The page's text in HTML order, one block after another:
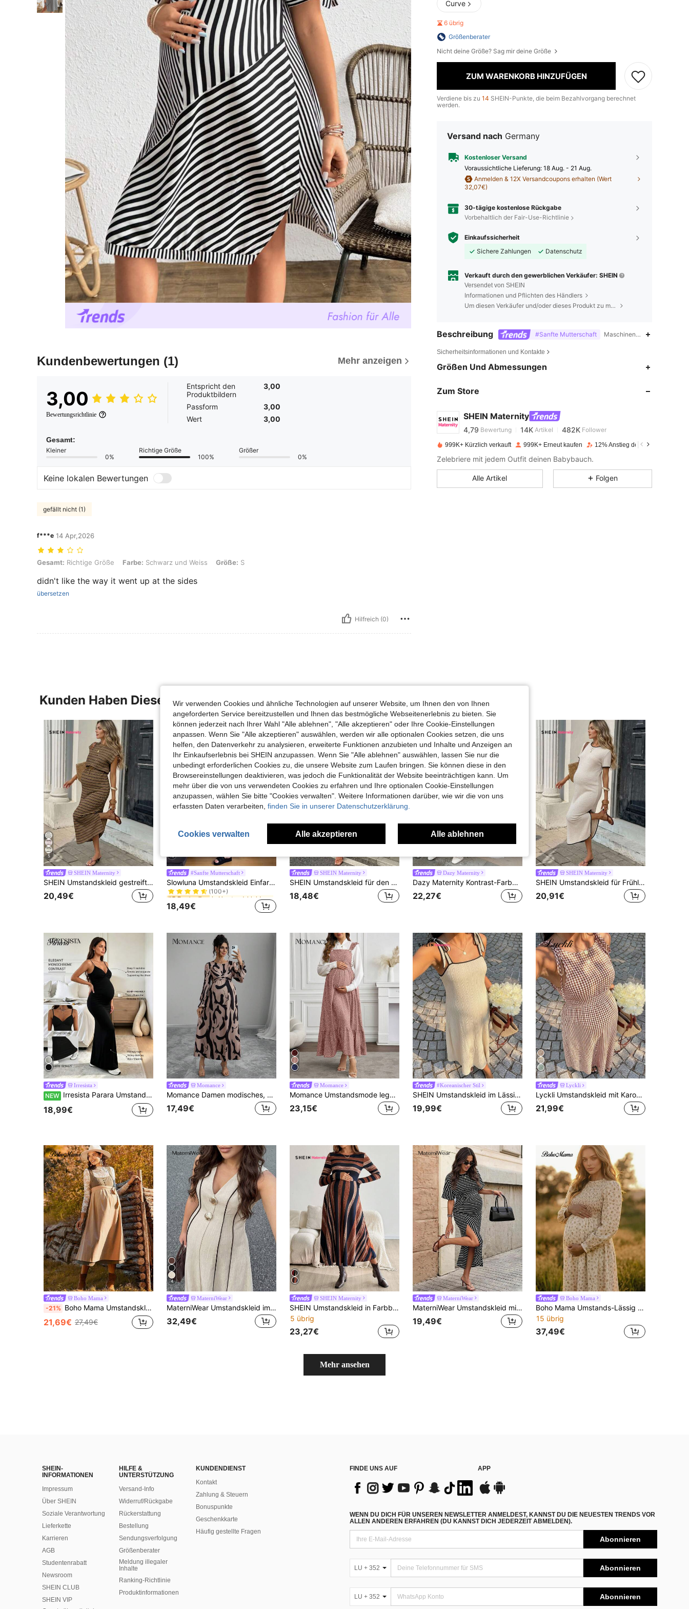
Kundenbewertungen (1) Mehr anzeigen
3,00
Bewertungsrichtlinie
Entspricht den
Produktbildern
3,00
Passform
3,00
Wert
3,00
Gesamt:
Kleiner
0%
Richtige Größe
100%
Größer
0%
Keine lokalen Bewertungen
gefällt nicht (1)
f***e 14 Apr,2026
Gesamt: Richtige Größe, Farbe: Schwarz und Weiss, Größe: S
Gesamt: Richtige Größe Farbe: Schwarz und Weiss Größe: S
didn't like the way it went up at the sides
übersetzen
Hilfreich (0)
Curve
6 übrig
Größenberater
Nicht deine Größe? Sag mir deine Größe
ZUM WARENKORB HINZUFÜGEN
Verdiene bis zu 14 SHEIN-Punkte, die beim Bezahlvorgang berechnet
werden.
Versand nach Germany
Kostenloser Versand
Voraussichtliche Lieferung: 18 Aug. - 21 Aug.
Anmelden & 12X Versandcoupons erhalten (Wert
32,07€)
30-tägige kostenlose Rückgabe
Vorbehaltlich der Fair-Use-Richtlinie
Einkaufssicherheit
Sichere Zahlungen
Datenschutz
Verkauft durch den gewerblichen Verkäufer: SHEIN
Versendet von SHEIN
Informationen und Pflichten des Händlers
Um diesen Verkäufer und/oder dieses Produkt zu melden
Beschreibung #Sanfte Mutterschaft Maschinenwaschbar, keine
Sicherheitsinformationen und Kontakte
Größen Und Abmessungen
Zum Store
SHEIN Maternity
4,79 14K
4,79
4,79 Bewertung 14K Artikel 482K Follower
bezahltVor 1 Tag
4,79 14K 482K
4,79 14K 482K
999K+ Kürzlich verkauft 999K+ Erneut kaufen 12% Anstieg der Follower
Zelebriere mit jedem Outfit deinen Babybauch.
Alle Artikel Folgen
Kunden Haben Diese Artikel Auch Angeschaut
5
SHEIN Maternity
SHEIN Umstandskleid gestreift lässig Urlaub Schnürung Seitenschlitz
20,49€
#Sanfte Mutterschaft
Slowluna Umstandskleid Einfarbig mit kurzen Ärmeln für den Sommer
#5 Bestseller in Umstandskleider
(100+)
#5 Bestseller in Umstandskleider
#5 Bestseller in Umstandskleider
#5 Bestseller
in Umstandskleider
18,49€
SHEIN Maternity
SHEIN Umstandskleid für den Sommer, lässig, gestreift, Patchwork
18,48€
Dazy Maternity
Dazy Maternity Kontrast-Farbblock Patchwork Rundhals Casual Loose Umstandskleid mit kurzen Ärmeln, Frühlings-/Sommer-Sonnenkleider für Frauen
22,27€
SHEIN Maternity
SHEIN Umstandskleid für Frühling/Sommer mit Kontrastbesatz und Schlitz, geeignet für Strand, Urlaub, Ferien, Geburtstagsparty, Babyparty, Garten, formelles Abendessen, Straße, Reisen, Brunch, Country-Musik-Konzert, Flughafen
20,91€
Irresista
NEW Irresista Parara Umstands-Spaghettiträger-Kleid mit hoher Elastizität, figurbetont, Schwarz, Sommer
18,99€
Momance
Momance Damen modisches, elegantes Kleid mit rundem Ausschnitt, verdrehter asymmetrischer geometrischer Drucktaille-Schleife, Langarm, für Schwangere, Frühling/Herbst
17,49€
Momance
Momance Umstandsmode legeres Langarm-Strickkleid mit Polka Punkt Muster für den Herbst
23,15€
#Koreanischer Stil
SHEIN Umstandskleid im Lässig-Stil ohne Ärmel
19,99€
Lyckli
Lyckli Umstandskleid mit Karomuster, Schulterknoten, lässig, ärmellos
21,99€
Boho Mama
-21% Boho Mama Umstandskleid mit Kontrastfarben, ärmellos, lässiges Boho-Sommerkleid für die Schwangerschaft, Dirndl
21,69€ 27,49€
4
MaterniWear
MaterniWear Umstandskleid im Lässig-Stil mit Farbblock Verzierung und ärmellos
32,49€
SHEIN Maternity
SHEIN Umstandskleid in Farbblockstreifen, Lässig, Herbst
5 übrig
23,27€
MaterniWear
MaterniWear Umstandskleid mit Streifen, Rundhalsausschnitt, Fledermausärmeln und kurzen Ärmeln, lässig
19,49€
Boho Mama
Boho Mama Umstands-Lässig Kleid mit kleinem Blumenmuster für den Urlaub
15 übrig
37,49€
Mehr ansehen
SHEIN-
INFORMATIONEN
Impressum
Über SHEIN
Soziale Verantwortung
Lieferkette
Karrieren
AGB
Studentenrabatt
Newsroom
SHEIN CLUB
SHEIN VIP
HILFE &
UNTERSTÜTZUNG
Versand-Info
Widerruf/Rückgabe
Rückerstattung
Bestellung
Sendungsverfolgung
Größenberater
Meldung illegaler
Inhalte
Ranking-Richtlinie
​Produktinformationen
KUNDENDIENST
Kontakt
Zahlung & Steuern
Bonuspunkte
Geschenkkarte
Häufig gestellte Fragen
FINDE UNS AUF APP
WENN DU DICH FÜR UNSEREN NEWSLETTER ANMELDEST, KANNST DU DIE NEUESTEN TRENDS VOR
ALLEN ANDEREN ERFAHREN (DU KANNST DICH JEDERZEIT ABMELDEN).
Abonnieren
LU + 352 Abonnieren
LU + 352 Abonnieren
Wir verwenden Cookies und ähnliche Technologien auf unserer Website, um Ihnen den von Ihnen
angeforderten Service bereitzustellen und Ihnen das bestmögliche Webseitenerlebnis zu bieten. Sie
können jederzeit nach Ihrer Wahl "Alle ablehnen", "Alle akzeptieren" oder Ihre Cookie-Einstellungen
anpassen. Wenn Sie "Alle akzeptieren" auswählen, werden wir alle optionalen Cookies setzen, die uns
helfen, den Datenverkehr zu analysieren, erweiterte Funktionen anzubieten und Inhalte und Anzeigen an
Ihr Einkaufserlebnis bei SHEIN anzupassen. Wenn Sie "Alle ablehnen" auswählen, lassen Sie nur die
unbedingt erforderlichen Cookies zu, die unsere Website zum Laufen bringen. Sie können diese in den
Browsereinstellungen deaktivieren, was jedoch die Funktionalität der Website beeinträchtigen kann. Um
mehr über die von uns verwendeten Cookies zu erfahren und Ihre optionalen Cookie-Einstellungen
anzupassen, wählen Sie bitte "Cookies verwalten". Weitere Informationen darüber, wie wir die von uns
erfassten Daten verarbeiten, finden Sie in unserer Datenschutzerklärung.
Cookies verwalten Alle akzeptieren Alle ablehnen